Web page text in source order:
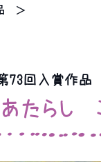
73回入賞作品
あたらし